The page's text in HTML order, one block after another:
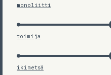
monoliitti
toimija
ikimetsä